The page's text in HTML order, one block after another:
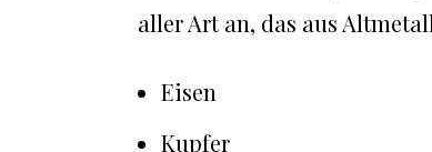
aller Art an, das aus
Eisen
Kupfer